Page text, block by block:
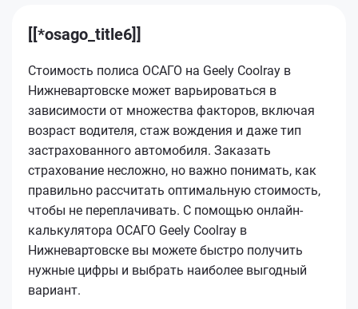
[[*osago_title6]]
Стоимость полиса ОСАГО на Geely Coolray в
Нижневартовске может варьироваться в
зависимости от множества факторов, включая
возраст водителя, стаж вождения и даже тип
застрахованного автомобиля. Заказать
страхование несложно, но важно понимать, как
правильно рассчитать оптимальную стоимость,
чтобы не переплачивать. С помощью онлайн-
калькулятора ОСАГО Geely Coolray в
Нижневартовске вы можете быстро получить
нужные цифры и выбрать наиболее выгодный
вариант.